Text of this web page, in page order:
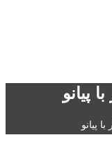
پیانو
پیانو